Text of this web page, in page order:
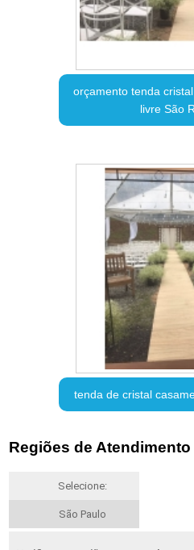
orçamento tenda
livre São
tenda de cristal
Regiões de Atendimento
Selecione:
São Paulo